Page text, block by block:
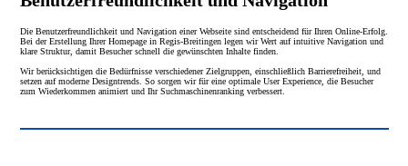
Die Benutzerfreundlichkeit und Navigation einer Webseite sind entscheidend für Ihren Online-Erfolg.
Bei der Erstellung Ihrer Homepage in Regis-Breitingen legen wir Wert auf intuitive Navigation und
klare Struktur, damit Besucher schnell die gewünschten Inhalte finden.
Wir berücksichtigen die Bedürfnisse verschiedener Zielgruppen, einschließlich Barrierefreiheit, und
setzen auf moderne Designtrends. So sorgen wir für eine optimale User Experience, die Besucher
zum Wiederkommen animiert und Ihr Suchmaschinenranking verbessert.